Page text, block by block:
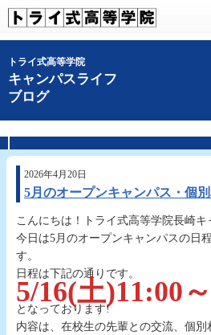
トライ式高等学院
キャンパスライフ
ブログ
2026年4月20日
5月のオープンキャンパス・個
こんにちは！トライ式高等学院長崎キ
今日は5月のオープンキャンパスの日
す。
日程は下記の通りです。
5/16(土)11:00～
となっております!
内容は、在校生の先輩との交流、個別